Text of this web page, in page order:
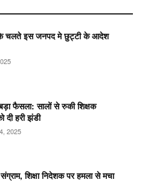
के चलते इस जनपद मे छुट्टी के आदेश
बड़ा फैसला: सालों से रुकी शिक्षक
दी हरी झंडी
2025
शिक्षा निदेशक पर हमला से मचा